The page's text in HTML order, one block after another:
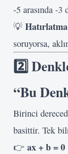
-5 arasında -3
💡
soruyorsa,
2️⃣
“Bu
Birinci
basittir. Tek
👉 ax + b = 0